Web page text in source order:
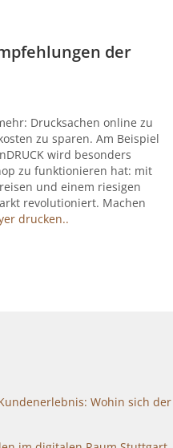
der
Drucksachen online zu
zu sparen. Am Beispiel
wird besonders
zu funktionieren hat: mit
und einem riesigen
revolutioniert. Machen
drucken..
Wohin sich der